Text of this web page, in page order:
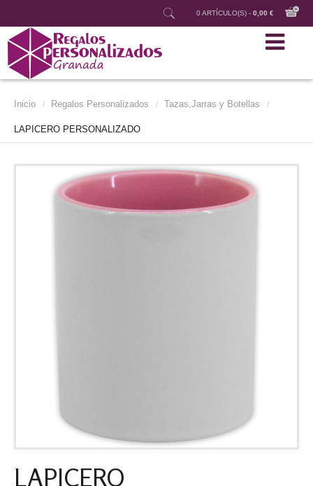
0 ARTÍCULO(S) - 0,00 €
Inicio / Regalos Personalizados / Tazas,Jarras y Botellas /
LAPICERO PERSONALIZADO
LAPICERO